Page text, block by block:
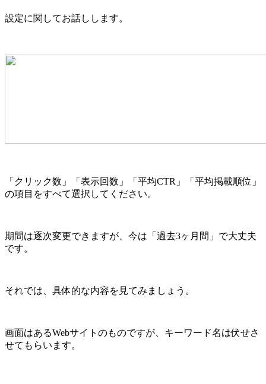
設定に関してお話しします。
「クリック数」「表示回数」「平均CTR」「平均掲載順位」
の項目をすべて選択してください。
期間は逐次変更できますが、今は「過去3ヶ月間」で大丈夫
です。
それでは、具体的な内容を見てみましょう。
画面はあるWebサイトのものですが、キーワード名は伏せさ
せてもらいます。